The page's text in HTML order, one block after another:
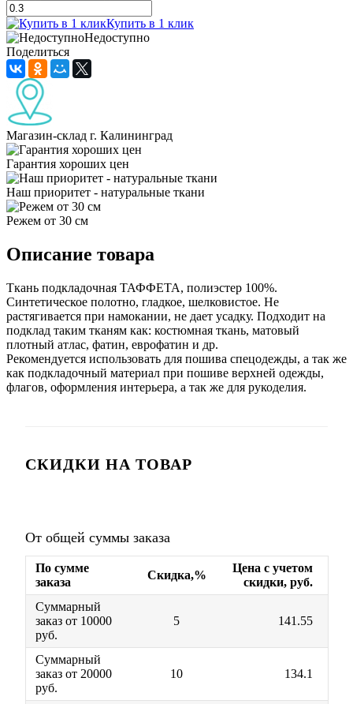
Купить в 1 клик
Недоступно
Поделиться
Магазин-склад г. Калининград
Гарантия хороших цен
Наш приоритет - натуральные ткани
Режем от 30 см
Описание товара
Ткань подкладочная ТАФФЕТА, полиэстер 100%.
Синтетическое полотно, гладкое, шелковистое. Не
растягивается при намокании, не дает усадку. Подходит на
подклад таким тканям как: костюмная ткань, матовый
плотный атлас, фатин, еврофатин и др.
Рекомендуется использовать для пошива спецодежды, а так же
как подкладочный материал при пошиве верхней одежды,
флагов, оформления интерьера, а так же для рукоделия.
СКИДКИ НА ТОВАР
От общей суммы заказа
По сумме
заказа
Скидка,%
Цена с учетом
скидки, руб.
Суммарный
заказ от 10000
руб.
5 141.55
Суммарный
заказ от 20000
руб.
10 134.1